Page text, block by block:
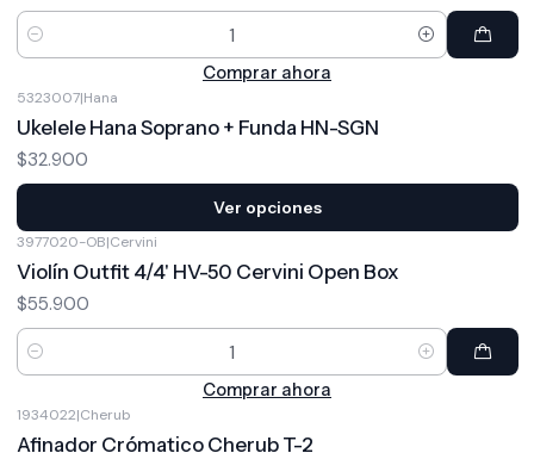
Cantidad
Comprar ahora
5323007|Hana
Ukelele Hana Soprano + Funda HN-SGN
$32.900
Ver opciones
3977020-OB|Cervini
Violín Outfit 4/4' HV-50 Cervini Open Box
$55.900
Cantidad
Comprar ahora
1934022|Cherub
Afinador Crómatico Cherub T-2